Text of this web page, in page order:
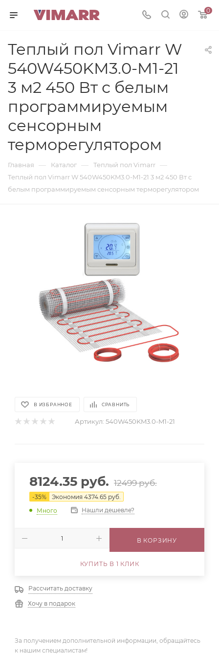
0
Теплый пол Vimarr W
540W450KM3.0-M1-21
3 м2 450 Вт с белым
программируемым
сенсорным
терморегулятором
Главная — Каталог — Теплый пол Vimarr —
Теплый пол Vimarr W 540W450KM3.0-M1-21 3 м2 450 Вт с
белым программируемым сенсорным терморегулятором
В ИЗБРАННОЕ СРАВНИТЬ
Артикул: 540W450KM3.0-M1-21
8124.35 руб. 12499руб.
-35% Экономия 4374.65 руб.
Много
Нашли дешевле?
В КОРЗИНУ
КУПИТЬ В 1 КЛИК
Рассчитать доставку
Хочу в подарок
За получением дополнительной информации, обращайтесь
к нашим специалистам!